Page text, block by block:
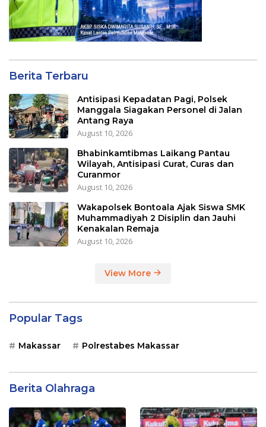
Berita Terbaru
Antisipasi Kepadatan Pagi, Polsek
Manggala Siagakan Personel di Jalan
Antang Raya
August 10, 2026
Bhabinkamtibmas Laikang Pantau
Wilayah, Antisipasi Curat, Curas dan
Curanmor
August 10, 2026
Wakapolsek Bontoala Ajak Siswa SMK
Muhammadiyah 2 Disiplin dan Jauhi
Kenakalan Remaja
August 10, 2026
View More
Popular Tags
Makassar Polrestabes Makassar
Berita Olahraga